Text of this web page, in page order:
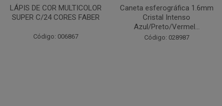
Caneta esferográfica 1.6mm
Cristal Intenso
Código: 028987
COLA EM BASTÃO 40G - LEO
& LEO
Código: 028164